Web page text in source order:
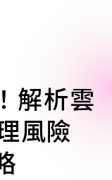
解析雲
風險